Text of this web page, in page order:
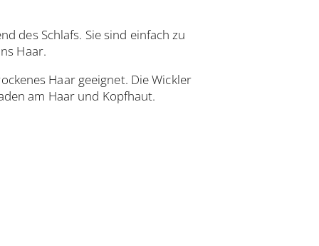
des Schlafs. Sie sind einfach zu
Haar.
Haar geeignet. Die Wickler
am Haar und Kopfhaut.